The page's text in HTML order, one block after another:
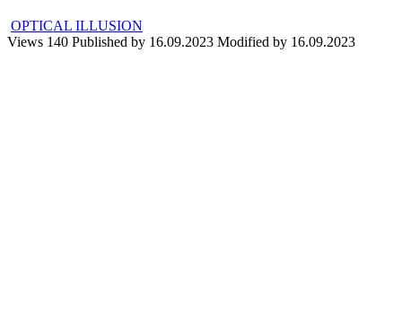
OPTICAL ILLUSION
Views 140 Published by 16.09.2023 Modified by 16.09.2023